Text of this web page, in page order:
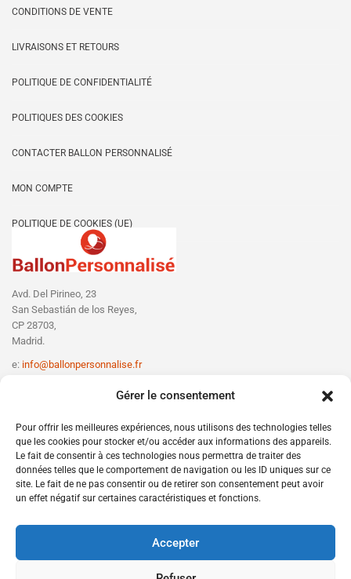
Gérer le consentement
Pour offrir les meilleures expériences, nous utilisons des technologies telles
que les cookies pour stocker et/ou accéder aux informations des appareils.
Le fait de consentir à ces technologies nous permettra de traiter des
données telles que le comportement de navigation ou les ID uniques sur ce
site. Le fait de ne pas consentir ou de retirer son consentement peut avoir
un effet négatif sur certaines caractéristiques et fonctions.
Accepter
CONDITIONS DE VENTE
LIVRAISONS ET RETOURS
POLITIQUE DE CONFIDENTIALITÉ
POLITIQUES DES COOKIES
CONTACTER BALLON PERSONNALISÉ
MON COMPTE
POLITIQUE DE COOKIES (UE)
Avd. Del Pirineo, 23
San Sebastián de los Reyes,
CP 28703,
Madrid.
e: info@ballonpersonnalise.fr